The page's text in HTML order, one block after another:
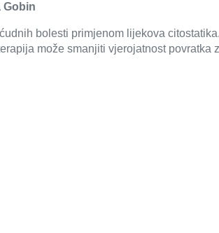
Gobin
bolesti primjenom lijekova
može smanjiti vjerojatnost povratka